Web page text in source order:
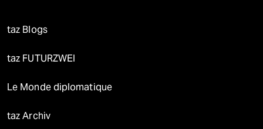
taz Blogs
taz FUTURZWEI
Le Monde diplomatique
taz Archiv